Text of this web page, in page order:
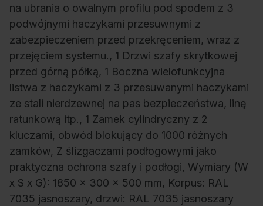
na ubrania o owalnym profilu pod spodem z 3
podwójnymi haczykami przesuwnymi z
zabezpieczeniem przed przekręceniem, wraz z
przejęciem systemu., 1 Drzwi szafy skrytkowej
przed górną półką, 1 Boczna wielofunkcyjna
listwa z haczykami z 3 przesuwanymi haczykami
ze stali nierdzewnej na pas bezpieczeństwa, linę
ratunkową itp., 1 Zamek cylindryczny z 2
kluczami, obwód blokujący do 1000 różnych
zamków, Z ślizgaczami podłogowymi jako
praktyczna ochrona szafy i podłogi, Wymiary (W
x S x G): 1850 x 300 x 500 mm, Korpus: RAL
7035 jasnoszary, drzwi: RAL 7035 jasnoszary